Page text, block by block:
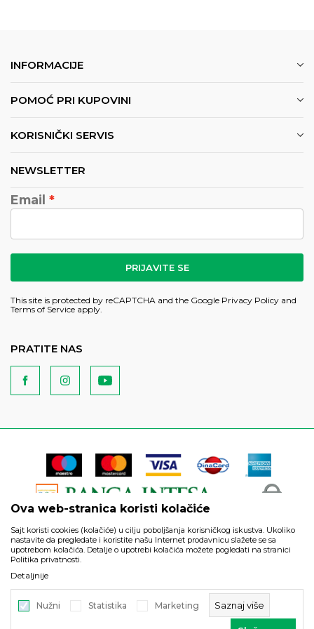
INFORMACIJE
POMOĆ PRI KUPOVINI
KORISNIČKI SERVIS
NEWSLETTER
Email
PRIJAVITE SE
This site is protected by reCAPTCHA and the Google Privacy Policy and
Terms of Service apply.
PRATITE NAS
artikli prikazani na sajtu su deo naše ponude i ne podrazumeva
da su dostupni u svakom trenutku.
, IzradaNB SOFT. Sva prava
Ova web-stranica koristi kolačiće
Sajt koristi cookies (kolačiće) u cilju poboljšanja korisničkog iskustva. Ukoliko
nastavite da pregledate i koristite našu Internet prodavnicu slažete se sa
upotrebom kolačića. Detalje o upotrebi kolačića možete pogledati na stranici
Politika privatnosti.
Detaljnije
Nužni Statistika Marketing Saznaj više